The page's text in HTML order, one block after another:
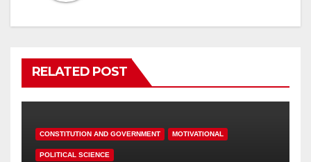
RELATED POST
CONSTITUTION AND GOVERNMENT MOTIVATIONAL
POLITICAL SCIENCE